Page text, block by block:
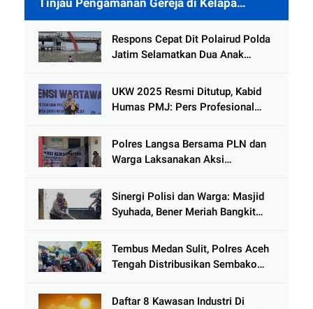
Tinjau Pengamanan Gereja di Kelapa
Gading
Respons Cepat Dit Polairud Polda
Jatim Selamatkan Dua Anak
Kenjeran
UKW 2025 Resmi Ditutup, Kabid
Humas PMJ: Pers Profesional
Hoaks
Polres Langsa Bersama PLN dan
Warga Laksanakan Aksi
Tamiang
Sinergi Polisi dan Warga: Masjid
Syuhada, Bener Meriah Bangkit
Tembus Medan Sulit, Polres Aceh
Tengah Distribusikan Sembako
Jamat
Daftar 8 Kawasan Industri Di